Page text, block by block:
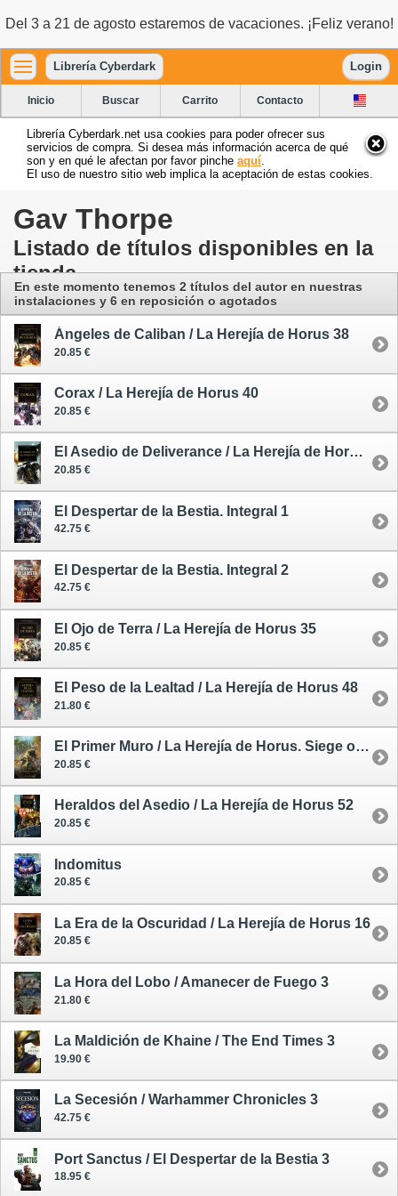
Del 3 a 21 de agosto estaremos de vacaciones. ¡Feliz verano!
Librería Cyberdark Login
Inicio Buscar Carrito Contacto
Librería Cyberdark.net usa cookies para poder ofrecer sus
servicios de compra. Si desea más información acerca de qué
son y en qué le afectan por favor pinche aquí
El uso de nuestro sitio web implica la aceptación de estas cookies.
Gav Thorpe
Listado de títulos disponibles en la
tienda
En este momento tenemos 2 títulos del autoren nuestras
instalaciones y 6 en reposición o agotados
Ángeles de Caliban / La Herejía de Horus 38
20.85 €
Corax / La Herejía de Horus 40
20.85 €
El Asedio de Deliverance / La Herejía de Horus 18
20.85 €
El Despertar de la Bestia. Integral 1
42.75 €
El Despertar de la Bestia. Integral 2
42.75 €
El Ojo de Terra / La Herejía de Horus 35
20.85 €
El Peso de la Lealtad / La Herejía de Horus 48
21.80 €
El Primer Muro / La Herejía de Horus. Siege of Terra 3
20.85 €
Heraldos del Asedio / La Herejía de Horus 52
20.85 €
Indomitus
20.85 €
La Era de la Oscuridad / La Herejía de Horus 16
20.85 €
La Hora del Lobo / Amanecer de Fuego 3
21.80 €
La Maldición de Khaine / The End Times 3
19.90 €
La Secesión / Warhammer Chronicles 3
42.75 €
Port Sanctus / El Despertar de la Bestia 3
18.95 €